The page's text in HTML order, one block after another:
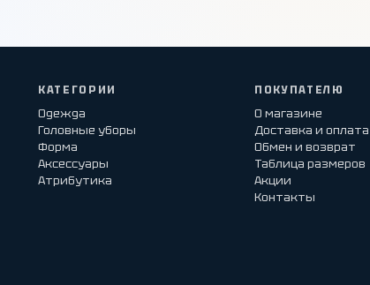
КАТЕГОРИИ
Одежда
Головные уборы
Форма
Аксессуары
Атрибутика
ПОКУПАТЕЛЮ
О магазине
Доставка и оплата
Обмен и возврат
Таблица размеров
Акции
Контакты